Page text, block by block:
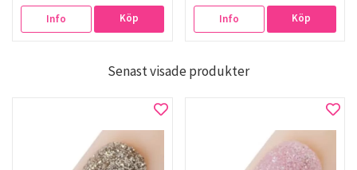
Info Köp Info Köp
Senast visade produkter